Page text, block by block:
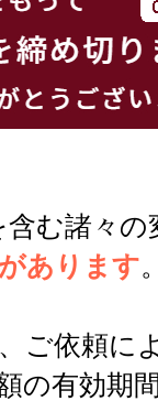
む諸々
あります
ご依頼に
の有効期